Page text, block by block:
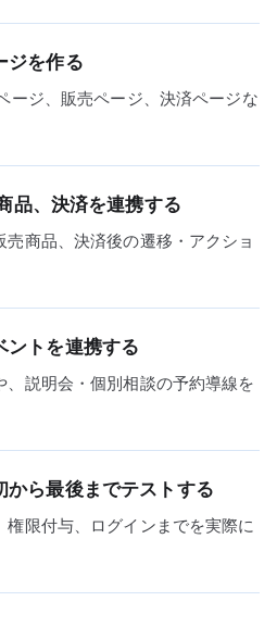
ジを作る
ージ、販売ページ、決済ページな
品、決済を連携する
商品、決済後の遷移・アクショ
ントを連携する
、説明会・個別相談の予約導線を
から最後までテストする
権限付与、ログインまでを実際に